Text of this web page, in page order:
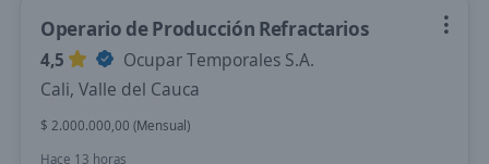
Operario de Producción Refractarios
4,5
Ocupar Temporales S.A.
Cali, Valle del Cauca
$ 2.000.000,00 (Mensual)
Hace 13 horas